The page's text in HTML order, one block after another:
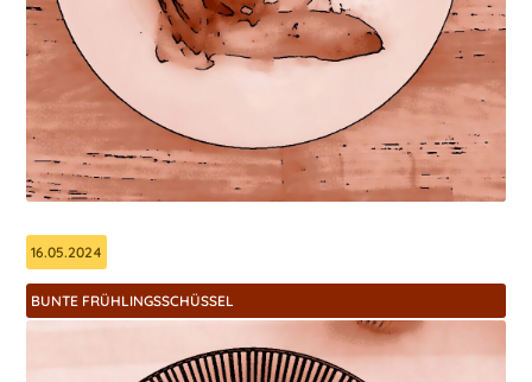
16.05.2024
BUNTE FRÜHLINGSSCHÜSSEL